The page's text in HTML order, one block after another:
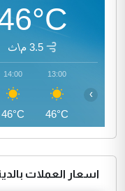
3.5 م\ث
13:00
46°C
14:00
46°C
›
اسعار العملات